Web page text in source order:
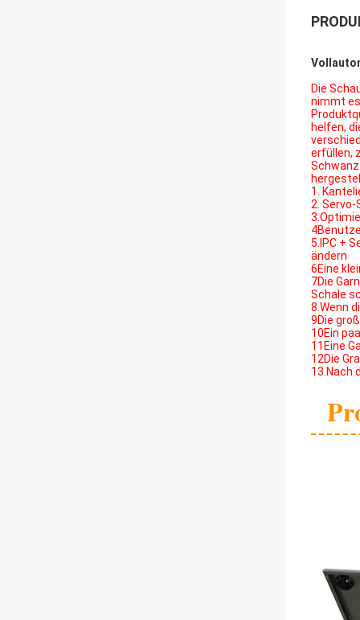
Die
nimmt
helfen,
erfüllen,
1.
2.
5.IPC +
ändern
6Eine
7Die
Schale
8.Wenn
9Die
10Ein
11Eine
12Die
13.Nach